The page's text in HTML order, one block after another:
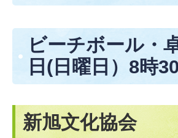
ビーチボール・
日(日曜日）8時
新旭文化協会